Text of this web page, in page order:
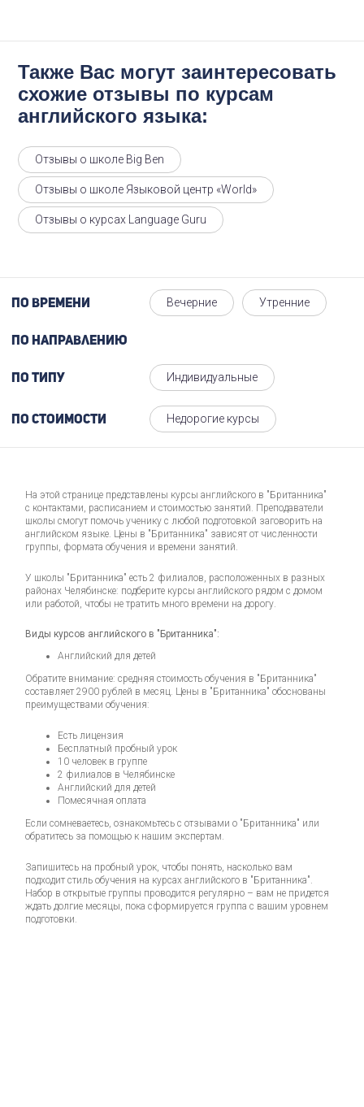
На этой странице представлены курсы английского в "Британника"
с контактами, расписанием и стоимостью занятий. Преподаватели
школы смогут помочь ученику с любой подготовкой заговорить на
английском языке. Цены в "Британника" зависят от численности
группы, формата обучения и времени занятий.
У школы "Британника" есть 2 филиалов, расположенных в разных
районах Челябинске: подберите курсы английского рядом с домом
или работой, чтобы не тратить много времени на дорогу.
Виды курсов английского в "Британника":
Английский для детей
Обратите внимание: средняя стоимость обучения в "Британника"
составляет 2900 рублей в месяц. Цены в "Британника" обоснованы
преимуществами обучения:
Есть лицензия
Бесплатный пробный урок
10 человек в группе
2 филиалов в Челябинске
Английский для детей
Помесячная оплата
Если сомневаетесь, ознакомьтесь с отзывами о "Британника" или
обратитесь за помощью к нашим экспертам.
Запишитесь на пробный урок, чтобы понять, насколько вам
подходит стиль обучения на курсах английского в "Британника".
Набор в открытые группы проводится регулярно – вам не придется
ждать долгие месяцы, пока сформируется группа с вашим уровнем
подготовки.
Также Вас могут заинтересовать
схожие отзывы по курсам
английского языка:
Отзывы о школе Big Ben
Отзывы о школе Языковой центр «World»
Отзывы о курсах Language Guru
По времени Вечерние Утренние
По направлению
По типу Индивидуальные
По стоимости Недорогие курсы